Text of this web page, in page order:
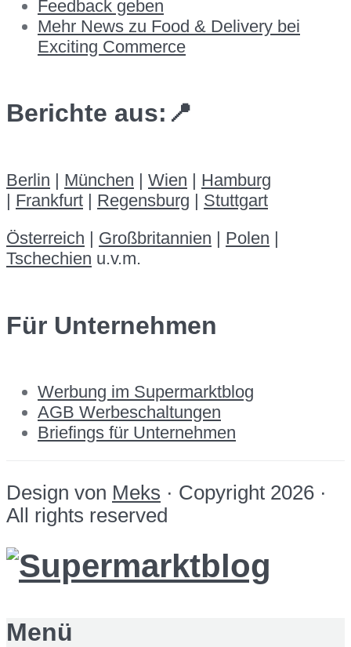
Feedback geben
Mehr News zu Food & Delivery bei
Exciting Commerce
Berichte aus:📍
Berlin | München | Wien | Hamburg
| Frankfurt | Regensburg | Stuttgart
Österreich | Großbritannien | Polen |
Tschechien u.v.m.
Für Unternehmen
Werbung im Supermarktblog
AGB Werbeschaltungen
Briefings für Unternehmen
Design von Meks · Copyright 2026 ·
All rights reserved
Menü